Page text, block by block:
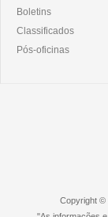
Boletins
Classificados
Pós-oficinas
Copyright ©